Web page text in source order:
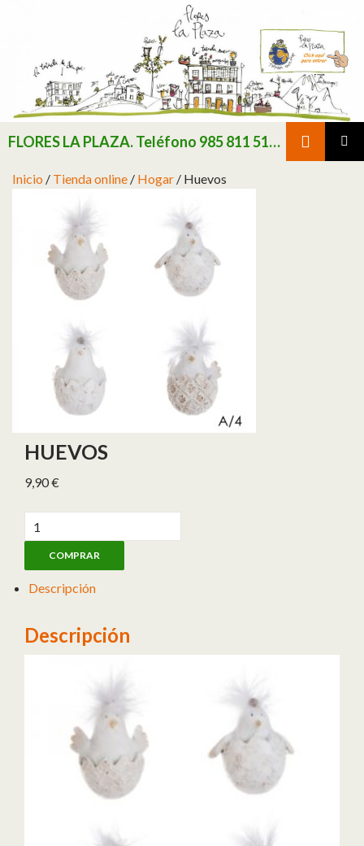
FLORES LA PLAZA. Teléfono 985 811 511 / Consultar existencias de flor y planta natural antes de realizar pedido
Inicio / Tienda online / Hogar / Huevos
HUEVOS
9,90€
Huevos cantidad
COMPRAR
Descripción
Descripción